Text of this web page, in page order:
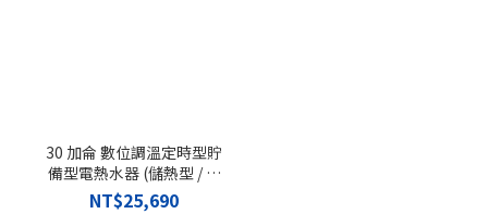
30 加侖 數位調溫定時型貯
備型電熱水器 (儲熱型 / 直
立式 / 含基本安裝)
NT$25,690